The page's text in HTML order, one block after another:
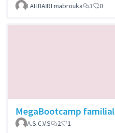
LAHBAIRI mabrouka
3 0
MegaBootcamp familial
A.S.C.V.S
2 1